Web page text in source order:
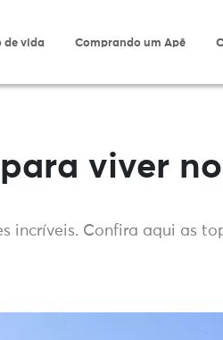
de vida Comprando um Apê
viver
incríveis. Confira aqui as